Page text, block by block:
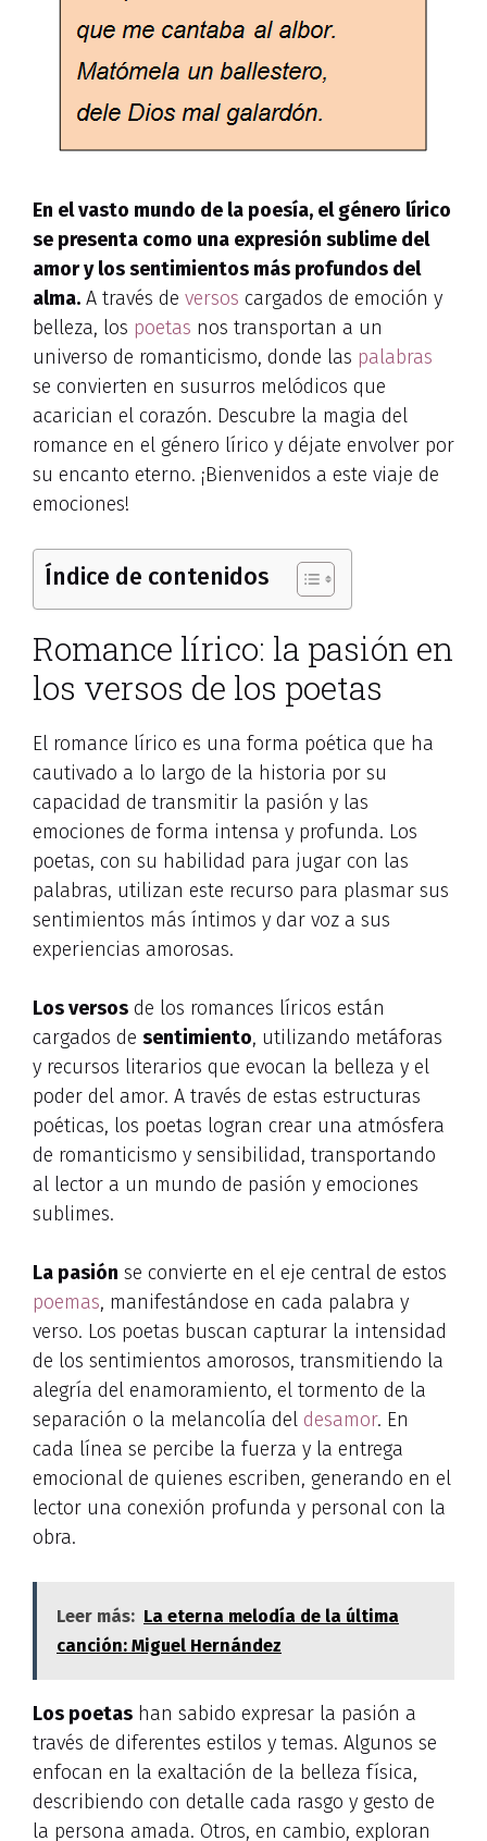
En el vasto mundo de la poesía, el género lírico
se presenta como una expresión sublime del
amor y los sentimientos más profundos del
alma. A través de versos cargados de emoción y
belleza, los poetas nos transportan a un
universo de romanticismo, donde las palabras
se convierten en susurros melódicos que
acarician el corazón. Descubre la magia del
romance en el género lírico y déjate envolver por
su encanto eterno. ¡Bienvenidos a este viaje de
emociones!
Índice de contenidos
Romance lírico: la pasión en
los versos de los poetas
El romance lírico es una forma poética que ha
cautivado a lo largo de la historia por su
capacidad de transmitir la pasión y las
emociones de forma intensa y profunda. Los
poetas, con su habilidad para jugar con las
palabras, utilizan este recurso para plasmar sus
sentimientos más íntimos y dar voz a sus
experiencias amorosas.
Los versos de los romances líricos están
cargados de sentimiento, utilizando metáforas
y recursos literarios que evocan la belleza y el
poder del amor. A través de estas estructuras
poéticas, los poetas logran crear una atmósfera
de romanticismo y sensibilidad, transportando
al lector a un mundo de pasión y emociones
sublimes.
La pasión se convierte en el eje central de estos
poemas, manifestándose en cada palabra y
verso. Los poetas buscan capturar la intensidad
de los sentimientos amorosos, transmitiendo la
alegría del enamoramiento, el tormento de la
separación o la melancolía del desamor. En
cada línea se percibe la fuerza y la entrega
emocional de quienes escriben, generando en el
lector una conexión profunda y personal con la
obra.
Leer más: La eterna melodía de la última
canción: Miguel Hernández
Los poetas han sabido expresar la pasión a
través de diferentes estilos y temas. Algunos se
enfocan en la exaltación de la belleza física,
describiendo con detalle cada rasgo y gesto de
la persona amada. Otros, en cambio, exploran